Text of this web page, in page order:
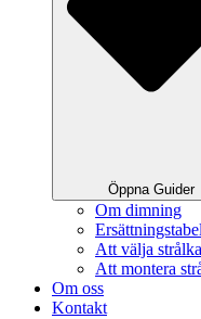
Öppna Guider
Om dimning
Att välja
Att montera
Om oss
Kontakt